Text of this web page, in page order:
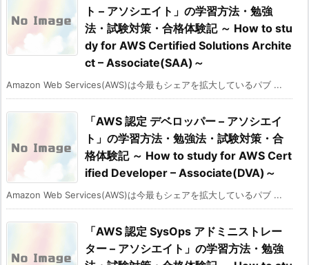
ト – アソシエイト」の学習方法・勉強
法・試験対策・合格体験記 ～ How to stu
dy for AWS Certified Solutions Archite
ct – Associate(SAA)～
Amazon Web Services(AWS)は今最もシェアを拡大しているパブ ...
「AWS 認定 デベロッパー – アソシエイ
ト」の学習方法・勉強法・試験対策・合
格体験記 ～ How to study for AWS Cert
ified Developer – Associate(DVA)～
Amazon Web Services(AWS)は今最もシェアを拡大しているパブ ...
「AWS 認定 SysOps アドミニストレー
ター – アソシエイト」の学習方法・勉強